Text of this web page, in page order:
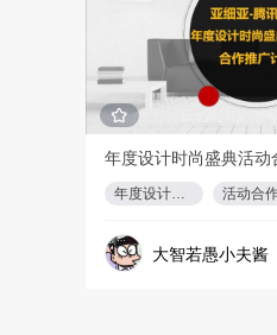
年度设计时尚盛典
大智若愚小夫酱